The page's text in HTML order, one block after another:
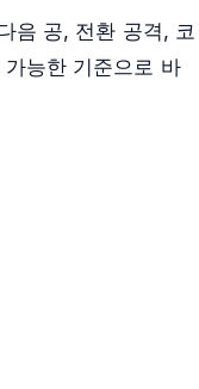
음 공, 전환 공격, 코
능한 기준으로 바